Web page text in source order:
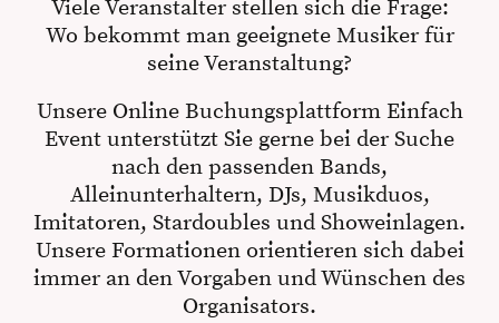
Viele Veranstalter stellen sich die Frage:
Wo bekommt man geeignete Musiker für
seine Veranstaltung?
Unsere Online Buchungsplattform Einfach
Event unterstützt Sie gerne bei der Suche
nach den passenden Bands,
Alleinunterhaltern, DJs, Musikduos,
Imitatoren, Stardoubles und Showeinlagen.
Unsere Formationen orientieren sich dabei
immer an den Vorgaben und Wünschen des
Organisators.